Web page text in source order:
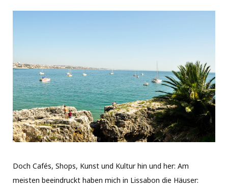
Doch Cafés, Shops, Kunst und Kultur hin und her: Am
meisten beeindruckt haben mich in Lissabon die Häuser: